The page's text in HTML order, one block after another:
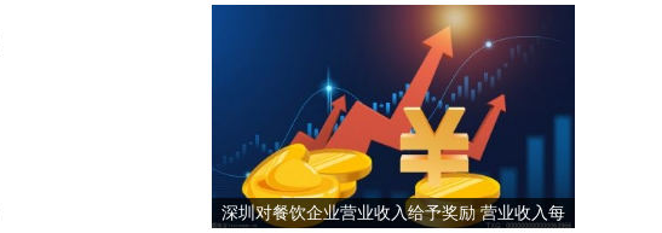
深圳对餐饮企业营业收入给予奖励 营业收入每